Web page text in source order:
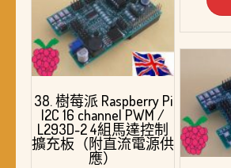
38. 樹莓派 Raspberry Pi
I2C 16 channel PWM /
L293D-2 4組馬達控制
擴充板（附直流電源供
應）